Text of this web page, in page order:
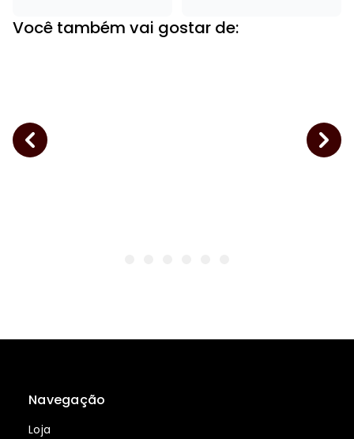
Você também vai gostar de:
Navegação
Loja